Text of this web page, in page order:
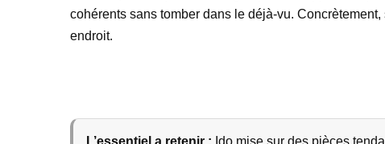
cohérents sans tomber dans le déjà-vu.
endroit.
L’essentiel a retenir : Ido mise sur des pièces